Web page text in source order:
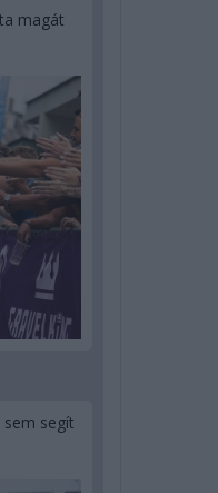
magát
sem segít